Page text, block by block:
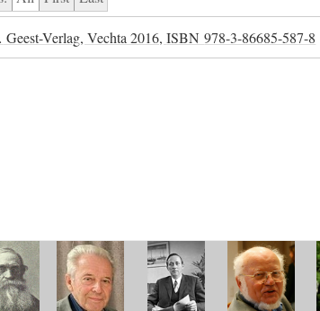
Geest-Verlag, Vechta 2016,ISBN978-3-86685-587-8